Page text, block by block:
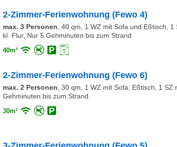
2-Zimmer-Ferienwohnung (Fewo 4)
max. 3 Personen 40 qm, 1 WZ mit Sofa und Eßtisch, 1
kl. Flur, Nur 5 Gehminuten bis zum Strand
40m²
2-Zimmer-Ferienwohnung (Fewo 6)
max. 2 Personen 30 qm, 1 WZ mit Sofa, Eßtisch, 1 SZ
Gehminuten bis zum Strand
30m²